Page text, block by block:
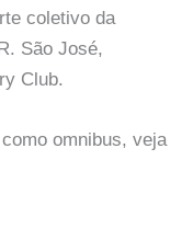
coletivo da
São José,
Club.
omnibus, veja